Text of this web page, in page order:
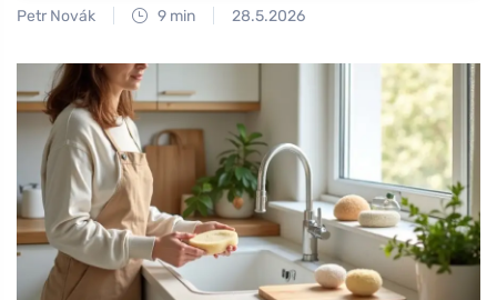
Petr Novák 9 min 28.5.2026